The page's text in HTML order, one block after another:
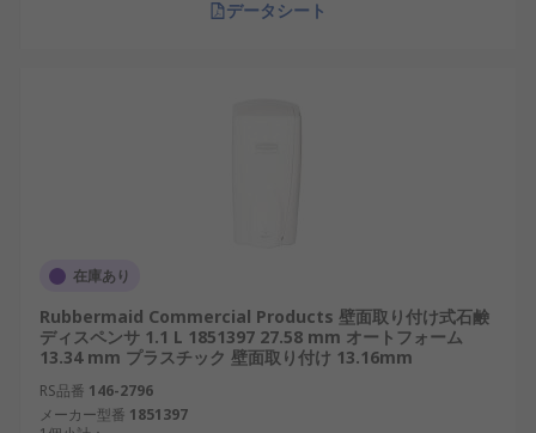
データシート
在庫あり
Rubbermaid Commercial Products 壁面取り付け式石鹸
ディスペンサ 1.1 L 1851397 27.58 mm オートフォーム
13.34 mm プラスチック 壁面取り付け 13.16mm
RS品番 146-2796
メーカー型番 1851397